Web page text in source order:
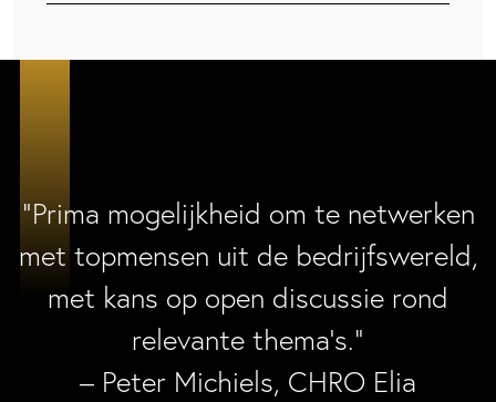
“Prima mogelijkheid om te netwerken
met topmensen uit de bedrijfswereld,
met kans op open discussie rond
relevante thema’s.”
– Peter Michiels, CHRO Elia